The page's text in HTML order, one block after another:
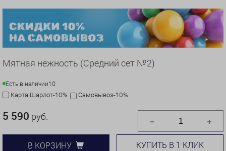
Мятная нежность (Средний сет №2)
Есть в наличии10
Карта Шарлот-10% Самовывоз-10%
5 590 руб.
В КОРЗИНУ КУПИТЬ В 1 КЛИК